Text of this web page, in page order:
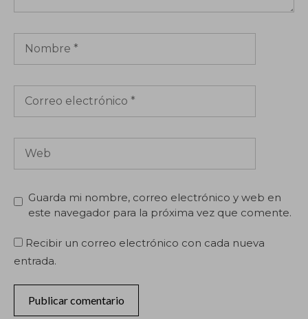
electrónico
Guarda mi nombre, correo electrónico y web en
este navegador para la próxima vez que comente.
Recibir un correo electrónico con cada nueva
entrada.